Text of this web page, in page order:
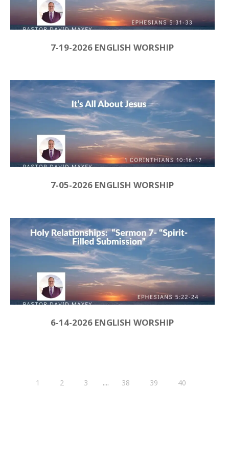
7-19-2026 ENGLISH WORSHIP
7-05-2026 ENGLISH WORSHIP
6-14-2026 ENGLISH WORSHIP
1 2 3 .... 38 39 40